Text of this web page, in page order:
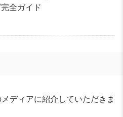
全ガイド
ディアに紹介していただきま